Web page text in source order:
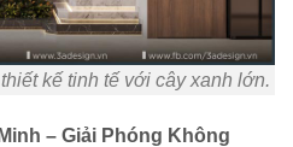
kế tinh tế với cây xanh lớn.
– Giải Phóng Không